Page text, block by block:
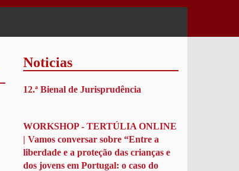
Noticias
12.ª Bienal de Jurisprudência
WORKSHOP - TERTÚLIA ONLINE
| Vamos conversar sobre “Entre a
liberdade e a proteção das crianças e
dos jovens em Portugal: o caso do